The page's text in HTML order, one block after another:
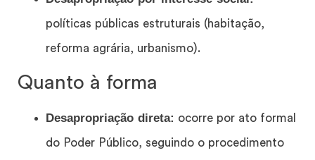
políticas públicas estruturais (habitação,
reforma agrária, urbanismo).
Quanto à forma
Desapropriação direta: ocorre por ato formal
do Poder Público, seguindo o procedimento